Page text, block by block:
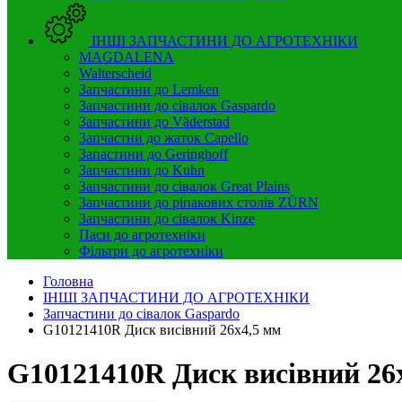
ІНШІ ЗАПЧАСТИНИ ДО АГРОТЕХНІКИ
MAGDALENA
Walterscheid
Запчастини до Lemken
Запчастини до сівалок Gaspardo
Запчастини до Väderstad
Запчастни до жаток Capello
Запастини до Geringhoff
Запчастини до Kuhn
Запчастини до сівалок Great Plains
Запчастини до ріпакових столів ZÜRN
Запчастини до сівалок Kinze
Паси до агротехніки
Фільтри до агротехніки
Головна
ІНШІ ЗАПЧАСТИНИ ДО АГРОТЕХНІКИ
Запчастини до сівалок Gaspardo
G10121410R Диск висівний 26x4,5 мм
G10121410R Диск висівний